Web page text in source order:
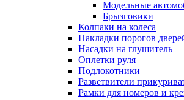
Модельные
Брызговики
Колпаки на колеса
Накладки порогов
Насадки на глушитель
Оплетки руля
Подлокотники
Разветвители
Рамки для номеров и